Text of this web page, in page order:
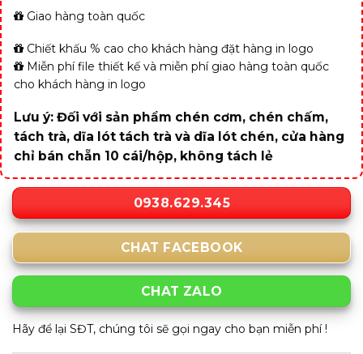
Giao hàng toàn quốc
Chiết khấu % cao cho khách hàng đặt hàng in logo
Miễn phí file thiết kế và miễn phí giao hàng toàn quốc
cho khách hàng in logo
Lưu ý: Đối với sản phẩm chén cơm, chén chấm,
tách trà, dĩa lót tách trà và dĩa lót chén, cửa hàng
chỉ bán chẵn 10 cái/hộp, không tách lẻ
0938.629.345
CHAT FACEBOOK
CHAT ZALO
Hãy để lại SĐT, chúng tôi sẽ gọi ngay cho bạn miễn phí !